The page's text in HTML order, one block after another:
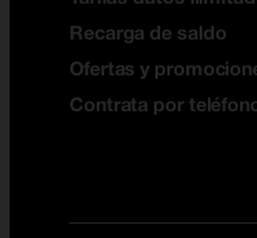
Recarga de saldo
Ofertas y
Contrata por